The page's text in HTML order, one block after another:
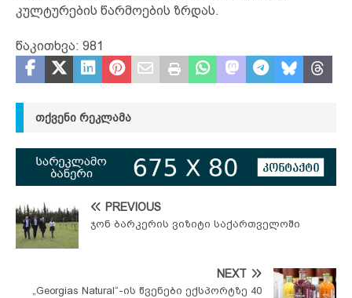
კულტურების წარმოების ზრდას.
წაკითხვა: 981
ᲗᲥᲕᲔᲜᲘ ᲠᲔᲙᲚᲐᲛᲐ
PREVIOUS
ჯონ ბარკერის ვიზიტი საქართველოში
NEXT
„Georgias Natural“-ის წვენები ექსპორტზე 40